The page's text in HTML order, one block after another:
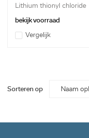
Lithium thionyl chloride
bat...
bekijk voorraad
Vergelijk
Sorteren op